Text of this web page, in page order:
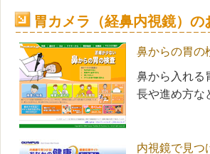
胃カメラ（経鼻内視鏡）の
鼻からの胃の
鼻から入れる
長や進め方な
内視鏡で見つ